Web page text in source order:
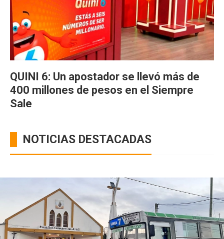
QUINI 6: Un apostador se llevó más de
400 millones de pesos en el Siempre
Sale
NOTICIAS DESTACADAS